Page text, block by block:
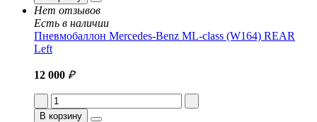
Нет отзывов
Есть в наличии
Пневмобаллон Mercedes-Benz ML-class (W164) REAR
Left
12 000 ₽
В корзину